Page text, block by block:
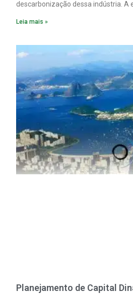
descarbonização dessa indústria. A
material. A produção de um
insumo, a sucata, devido,
pela matéria-prima.
Leia mais »
Planejamento de Capital